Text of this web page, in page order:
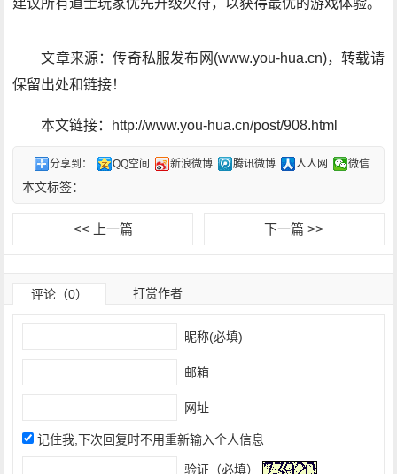
建议所有道士玩家优先升级火符，以获得最优的游戏体验。
文章来源：传奇私服发布网(www.you-hua.cn)，转载请
保留出处和链接！
本文链接：http://www.you-hua.cn/post/908.html
分享到： QQ空间 新浪微博 腾讯微博 人人网 微信
本文标签：
<< 上一篇 下一篇 >>
评论（0） 打赏作者
昵称(必填)
邮箱
网址
记住我,下次回复时不用重新输入个人信息
验证（必填）